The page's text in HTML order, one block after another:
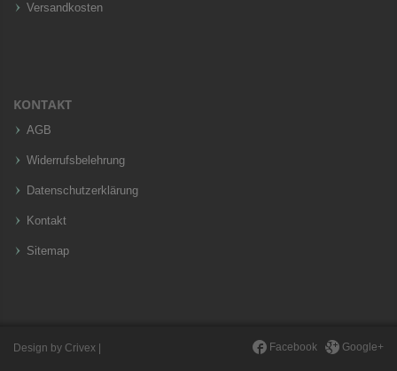
Versandkosten
KONTAKT
AGB
Widerrufsbelehrung
Datenschutzerklärung
Kontakt
Sitemap
Design by Crivex Facebook Google+